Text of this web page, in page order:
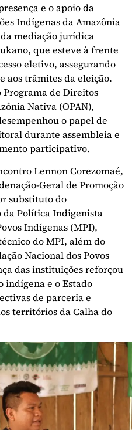
e o apoio da
Indígenas da Amazônia
mediação jurídica
que esteve à frente
eletivo, assegurando
aos trâmites da eleição.
Programa de Direitos
Nativa (OPAN),
o papel de
durante assembleia e
participativo.
Lennon Corezomaé,
Geral de Promoção
substituto do
da Política Indigenista
Indígenas (MPI),
do MPI, além do
Nacional dos Povos
das instituições reforçou
indígena e o Estado
de parceria e
territórios da Calha do